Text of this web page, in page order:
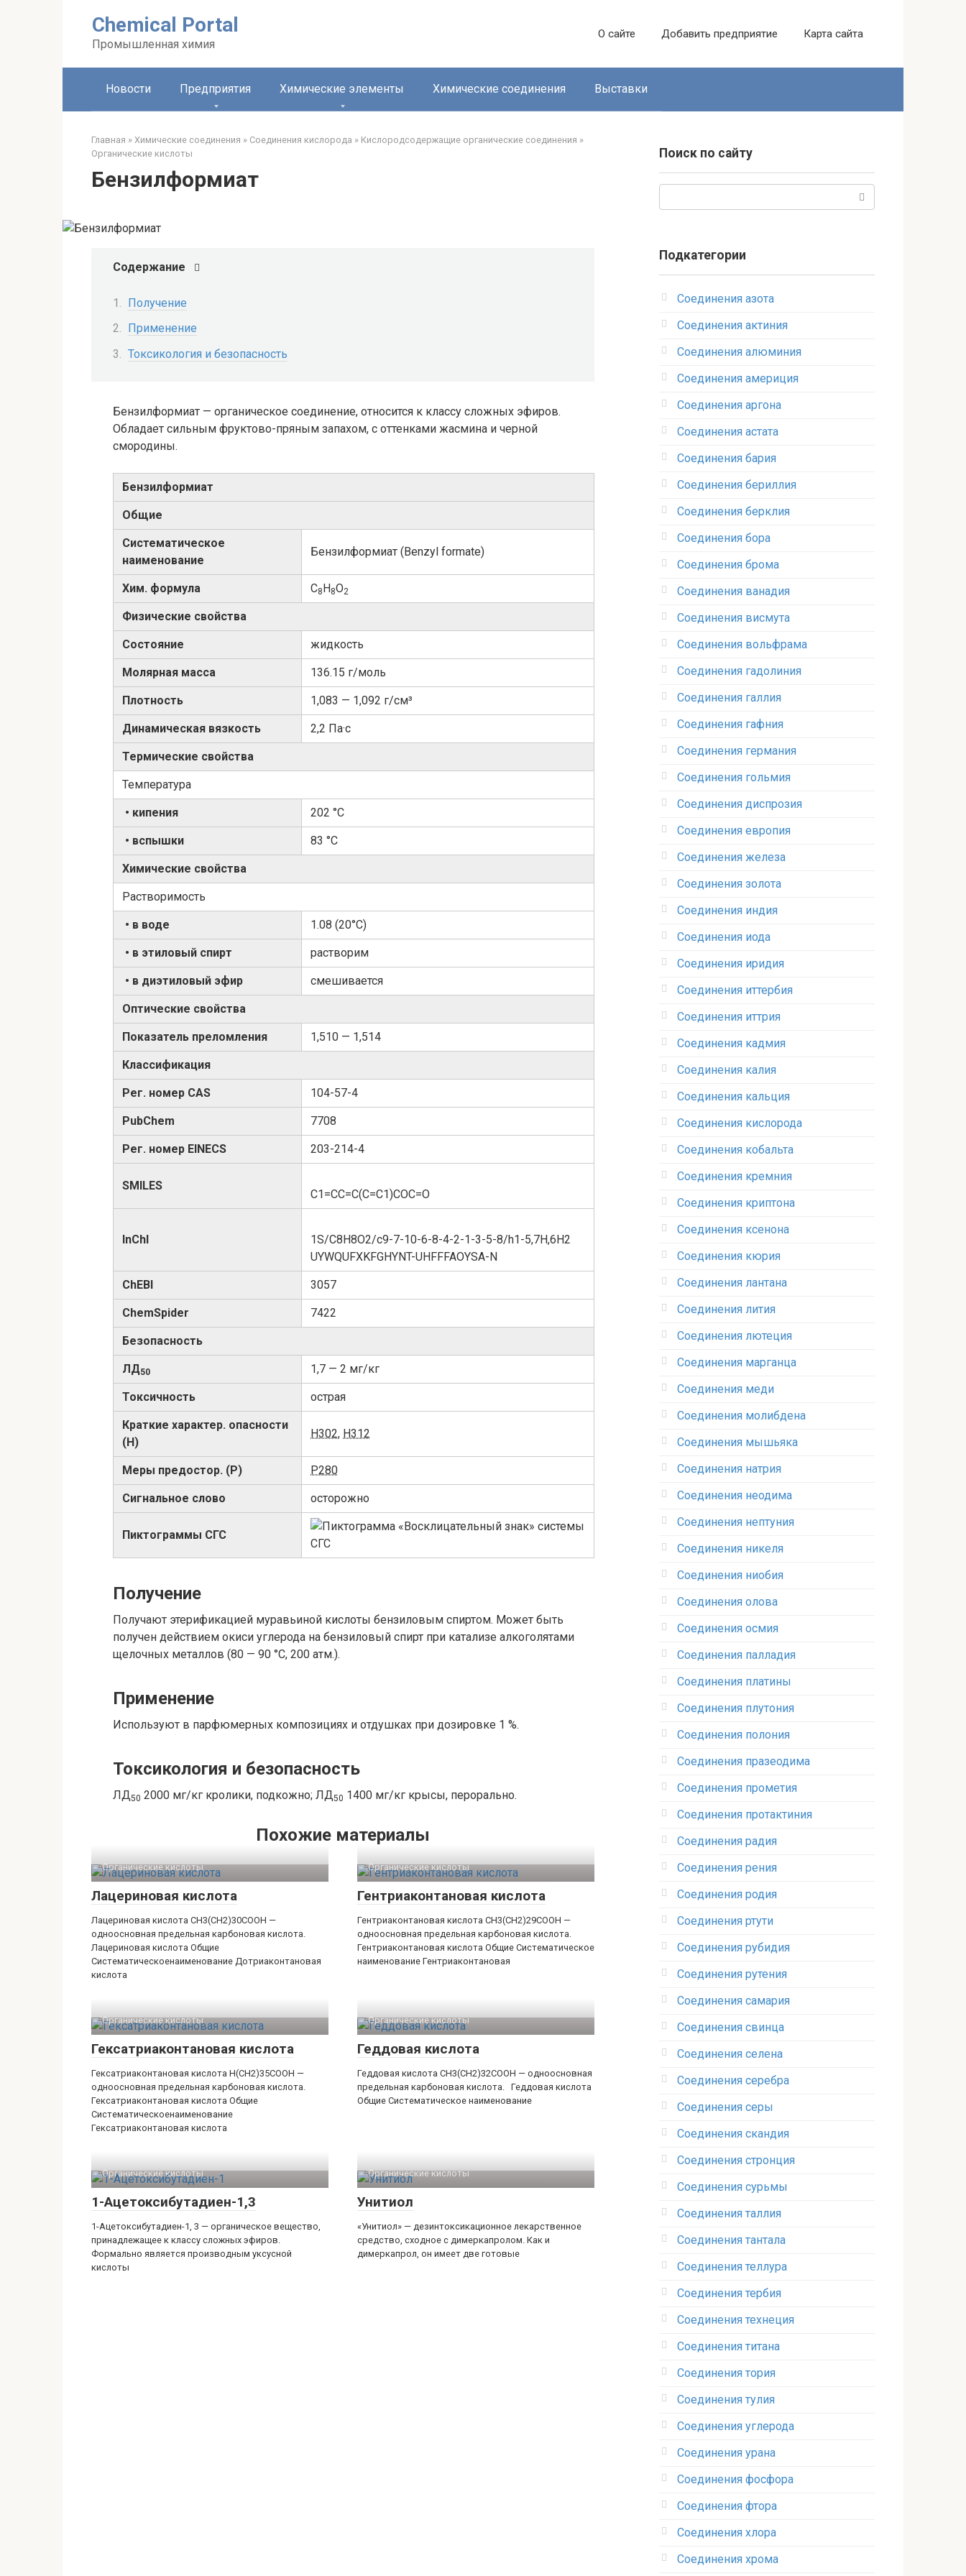
Chemical Portal
Промышленная химия
О сайте Добавить предприятие Карта сайта
Новости Предприятия Химические элементы Химические соединения Выставки
Главная » Химические соединения » Соединения кислорода‎ » Кислородсодержащие органические соединения‎ »
Органические кислоты‎
Бензилформиат
Содержание
Получение
Применение
Токсикология и безопасность
Бензилформиат — органическое соединение, относится к классу сложных эфиров.
Обладает сильным фруктово-пряным запахом, с оттенками жасмина и черной
смородины.
Бензилформиат
Общие
Систематическое
наименование
Бензилформиат ​(Benzyl formate)​
Хим. формула C8H8O2
Физические свойства
Состояние жидкость
Молярная масса 136.15 г/моль
Плотность 1,083 — 1,092 г/см³
Динамическая вязкость 2,2 Па·с
Термические свойства
Температура
• кипения 202 °C
• вспышки 83 °C
Химические свойства
Растворимость
• в воде 1.08 (20°С)
• в этиловый спирт растворим
• в диэтиловый эфир смешивается
Оптические свойства
Показатель преломления 1,510 — 1,514
Классификация
Рег. номер CAS 104-57-4
PubChem 7708
Рег. номер EINECS 203-214-4
SMILES
C1=CC=C(C=C1)COC=O
InChI
1S/C8H8O2/c9-7-10-6-8-4-2-1-3-5-8/h1-5,7H,6H2
UYWQUFXKFGHYNT-UHFFFAOYSA-N
ChEBI 3057
ChemSpider 7422
Безопасность
ЛД50 1,7 — 2 мг/кг
Токсичность острая
Краткие характер. опасности
(H)
H302, H312
Меры предостор. (P) P280
Сигнальное слово осторожно
Пиктограммы СГС
Получение
Получают этерификацией муравьиной кислоты бензиловым спиртом. Может быть
получен действием окиси углерода на бензиловый спирт при катализе алкоголятами
щелочных металлов (80 — 90 °C, 200 атм.).
Применение
Используют в парфюмерных композициях и отдушках при дозировке 1 %.
Токсикология и безопасность
ЛД50 2000 мг/кг кролики, подкожно; ЛД50 1400 мг/кг крысы, перорально.
Похожие материалы
Органические кислоты‎
Лацериновая кислота
Лацериновая кислота CH3(CH2)30COOH —
одноосновная предельная карбоновая кислота.
Лацериновая кислота Общие
Систематическоенаименование Дотриаконтановая
кислота
Органические кислоты‎
Гентриаконтановая кислота
Гентриаконтановая кислота CH3(CH2)29COOH —
одноосновная предельная карбоновая кислота.
Гентриаконтановая кислота Общие Систематическое
наименование Гентриаконтановая
Органические кислоты‎
Гексатриаконтановая кислота
Гексатриаконтановая кислота H(CH2)35COOH —
одноосновная предельная карбоновая кислота.
Гексатриаконтановая кислота Общие
Систематическоенаименование
Гексатриаконтановая кислота
Органические кислоты‎
Геддовая кислота
Геддовая кислота CH3(CH2)32COOH — одноосновная
предельная карбоновая кислота. Геддовая кислота
Общие Систематическое наименование
Органические кислоты‎
1-Ацетоксибутадиен-1,3
1-Ацетоксибутадиен-1, 3 — органическое вещество,
принадлежащее к классу сложных эфиров.
Формально является производным уксусной
кислоты
Органические кислоты‎
Унитиол
«Унитиол» — дезинтоксикационное лекарственное
средство, сходное с димеркапролом. Как и
димеркапрол, он имеет две готовые
Поиск по сайту
Подкатегории
Соединения азота
Соединения актиния
Соединения алюминия‎
Соединения америция‎
Соединения аргона‎
Соединения астата‎
Соединения бария
Соединения бериллия‎
Соединения берклия
Соединения бора‎
Соединения брома‎
Соединения ванадия‎
Соединения висмута
Соединения вольфрама‎
Соединения гадолиния‎
Соединения галлия‎
Соединения гафния‎
Соединения германия‎
Соединения гольмия‎
Соединения диспрозия‎ ‎
Соединения европия‎
Соединения железа‎
Соединения золота‎
Соединения индия
Соединения иода‎
Соединения иридия
Соединения иттербия‎
Соединения иттрия‎
Соединения кадмия
Соединения калия‎
Соединения кальция
Соединения кислорода‎
Соединения кобальта
Соединения кремния‎
Соединения криптона‎
Соединения ксенона‎
Соединения кюрия
Соединения лантана‎
Соединения лития‎
Соединения лютеция‎
Соединения марганца‎
Соединения меди
Соединения молибдена‎
Соединения мышьяка‎ ‎
Соединения натрия‎
Соединения неодима‎
Соединения нептуния‎
Соединения никеля‎
Соединения ниобия‎
Соединения олова‎
Соединения осмия‎
Соединения палладия‎
Соединения платины‎
Соединения плутония‎
Соединения полония‎
Соединения празеодима‎
Соединения прометия‎
Соединения протактиния‎
Соединения радия‎
Соединения рения‎
Соединения родия‎
Соединения ртути‎
Соединения рубидия‎
Соединения рутения‎
Соединения самария‎
Соединения свинца‎
Соединения селена‎
Соединения серебра‎
Соединения серы‎
Соединения скандия
Соединения стронция‎
Соединения сурьмы
Соединения таллия‎
Соединения тантала‎
Соединения теллура‎
Соединения тербия‎
Соединения технеция‎
Соединения титана
Соединения тория‎
Соединения тулия‎
Соединения углерода‎
Соединения урана‎
Соединения фосфора‎
Соединения фтора‎
Соединения хлора‎
Соединения хрома‎